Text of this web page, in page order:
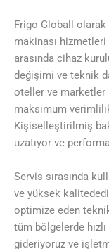
Frigo Globall olarak
makinası
arasında cihaz
değişimi ve teknik
oteller ve marketler
maksimum
Kişiselleştirilmiş
uzatıyor ve
Servis sırasında
ve yüksek
optimize eden
tüm bölgelerde
gideriyoruz ve